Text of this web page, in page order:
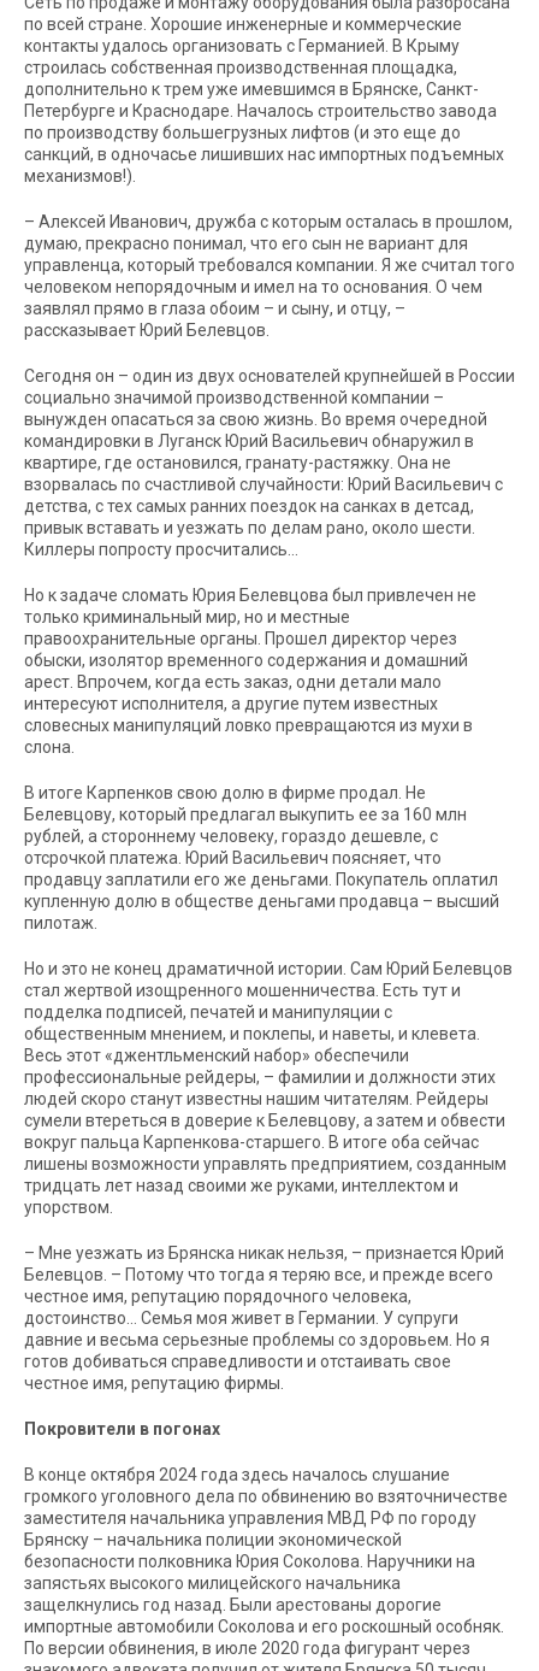
по всей стране. Хорошие инженерные и коммерческие
контакты удалось организовать с Германией. В Крыму
строилась собственная производственная площадка,
дополнительно к трем уже имевшимся в Брянске, Санкт-
Петербурге и Краснодаре. Началось строительство завода
по производству большегрузных лифтов (и это еще до
санкций, в одночасье лишивших нас импортных подъемных
механизмов!).
– Алексей Иванович, дружба с которым осталась в прошлом,
думаю, прекрасно понимал, что его сын не вариант для
управленца, который требовался компании. Я же считал того
человеком непорядочным и имел на то основания. О чем
заявлял прямо в глаза обоим – и сыну, и отцу, –
рассказывает Юрий Белевцов.
Сегодня он – один из двух основателей крупнейшей в России
социально значимой производственной компании –
вынужден опасаться за свою жизнь. Во время очередной
командировки в Луганск Юрий Васильевич обнаружил в
квартире, где остановился, гранату-растяжку. Она не
взорвалась по счастливой случайности: Юрий Васильевич с
детства, с тех самых ранних поездок на санках в детсад,
привык вставать и уезжать по делам рано, около шести.
Киллеры попросту просчитались…
Но к задаче сломать Юрия Белевцова был привлечен не
только криминальный мир, но и местные
правоохранительные органы. Прошел директор через
обыски, изолятор временного содержания и домашний
арест. Впрочем, когда есть заказ, одни детали мало
интересуют исполнителя, а другие путем известных
словесных манипуляций ловко превращаются из мухи в
слона.
В итоге Карпенков свою долю в фирме продал. Не
Белевцову, который предлагал выкупить ее за 160 млн
рублей, а стороннему человеку, гораздо дешевле, с
отсрочкой платежа. Юрий Васильевич поясняет, что
продавцу заплатили его же деньгами. Покупатель оплатил
купленную долю в обществе деньгами продавца – высший
пилотаж.
Но и это не конец драматичной истории. Сам Юрий Белевцов
стал жертвой изощренного мошенничества. Есть тут и
подделка подписей, печатей и манипуляции с
общественным мнением, и поклепы, и наветы, и клевета.
Весь этот «джентльменский набор» обеспечили
профессиональные рейдеры, – фамилии и должности этих
людей скоро станут известны нашим читателям. Рейдеры
сумели втереться в доверие к Белевцову, а затем и обвести
вокруг пальца Карпенкова-старшего. В итоге оба сейчас
лишены возможности управлять предприятием, созданным
тридцать лет назад своими же руками, интеллектом и
упорством.
– Мне уезжать из Брянска никак нельзя, – признается Юрий
Белевцов. – Потому что тогда я теряю все, и прежде всего
честное имя, репутацию порядочного человека,
достоинство… Семья моя живет в Германии. У супруги
давние и весьма серьезные проблемы со здоровьем. Но я
готов добиваться справедливости и отстаивать свое
честное имя, репутацию фирмы.
Покровители в погонах
В конце октября 2024 года здесь началось слушание
громкого уголовного дела по обвинению во взяточничестве
заместителя начальника управления МВД РФ по городу
Брянску – начальника полиции экономической
безопасности полковника Юрия Соколова. Наручники на
запястьях высокого милицейского начальника
защелкнулись год назад. Были арестованы дорогие
импортные автомобили Соколова и его роскошный особняк.
По версии обвинения, в июле 2020 года фигурант через